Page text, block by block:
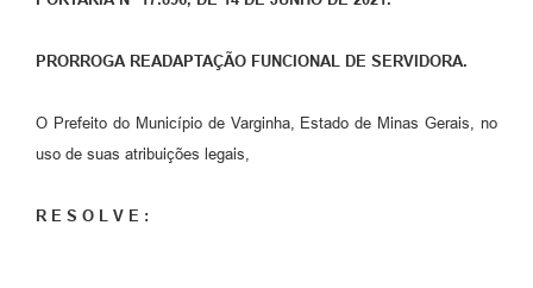
PRORROGA READAPTAÇÃO FUNCIONAL DE SERVIDORA.
O Prefeito do Município de Varginha, Estado de Minas Gerais, no
uso de suas atribuições legais,
R E S O L V E :